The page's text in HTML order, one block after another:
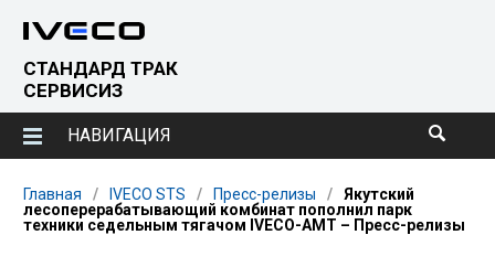
СТАНДАРД ТРАК
СЕРВИСИЗ
НАВИГАЦИЯ
Главная IVECO STS Пресс-релизы
Якутский
лесоперерабатывающий комбинат пополнил парк
техники седельным тягачом IVECO-AMT – Пресс-релизы